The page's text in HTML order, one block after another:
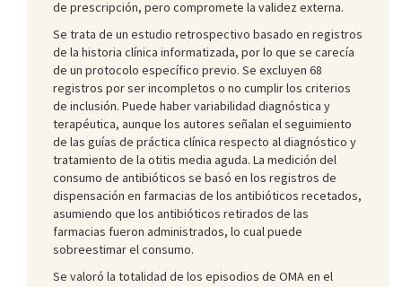
de prescripción, pero compromete la validez externa.
Se trata de un estudio retrospectivo basado en registros
de la historia clínica informatizada, por lo que se carecía
de un protocolo específico previo. Se excluyen 68
registros por ser incompletos o no cumplir los criterios
de inclusión. Puede haber variabilidad diagnóstica y
terapéutica, aunque los autores señalan el seguimiento
de las guías de práctica clínica respecto al diagnóstico y
tratamiento de la otitis media aguda. La medición del
consumo de antibióticos se basó en los registros de
dispensación en farmacias de los antibióticos recetados,
asumiendo que los antibióticos retirados de las
farmacias fueron administrados, lo cual puede
sobreestimar el consumo.
Se valoró la totalidad de los episodios de OMA en el